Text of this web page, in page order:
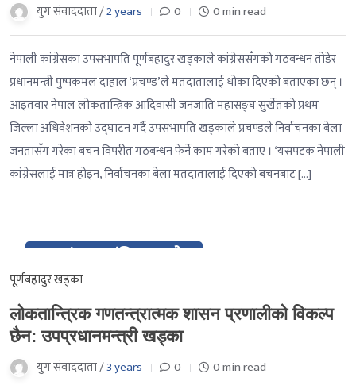
युग संवाददाता /2 years 0 0 min read
नेपाली कांग्रेसका उपसभापति पूर्णबहादुर खड्काले कांग्रेससँगको गठबन्धन तोडेर
प्रधानमन्त्री पुष्पकमल दाहाल ‘प्रचण्ड’ले मतदातालाई धोका दिएको बताएका छन् ।
आइतवार नेपाल लोकतान्त्रिक आदिवासी जनजाति महासङ्घ सुर्खेतको प्रथम
जिल्ला अधिवेशनको उद्घाटन गर्दै उपसभापति खड्काले प्रचण्डले निर्वाचनका बेला
जनतासँग गरेका बचन विपरीत गठबन्धन फेर्ने काम गरेको बताए । ‘यसपटक नेपाली
कांग्रेसलाई मात्र होइन, निर्वाचनका बेला मतदातालाई दिएको बचनबाट […]
01 / २०८० मंसिर १५ गते
Dec / २०८० मंसिर १५ गते
पूर्णबहादुर खड्का
लोकतान्त्रिक गणतन्त्रात्मक शासन प्रणालीको विकल्प
छैन: उपप्रधानमन्त्री खड्का
युग संवाददाता /3 years 0 0 min read